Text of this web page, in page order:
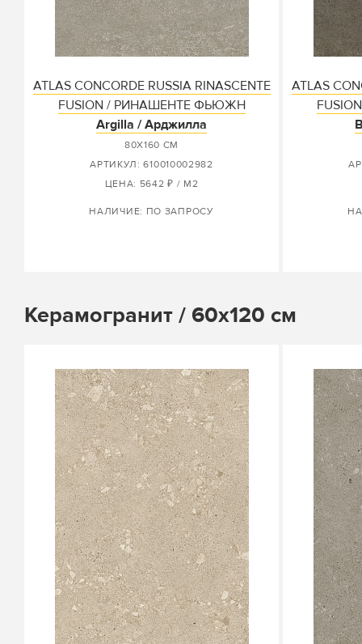
ATLAS CONCORDE RUSSIA RINASCENTE
FUSION / РИНАШЕНТЕ ФЬЮЖН
Argilla / Арджилла
80X160 СМ
АРТИКУЛ: 610010002982
ЦЕНА: 5642 ₽ / М2
НАЛИЧИЕ: ПО ЗАПРОСУ
ATLAS
Керамогранит / 60х120 см